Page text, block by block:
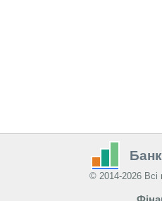
© 2014-2026 Всі